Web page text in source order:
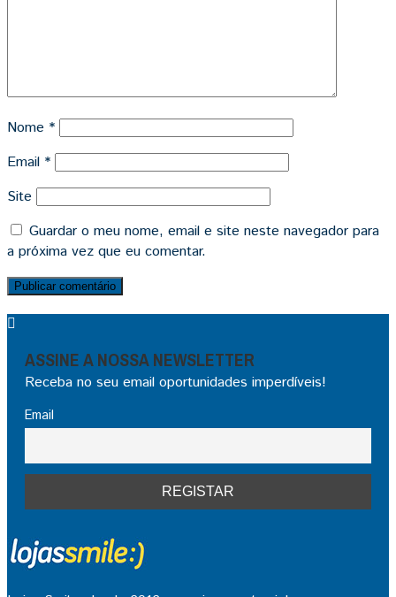
Nome *
Email *
Site
Guardar o meu nome, email e site neste navegador para
a próxima vez que eu comentar.
ASSINE A NOSSA NEWSLETTER
Receba no seu email oportunidades imperdíveis!
Email